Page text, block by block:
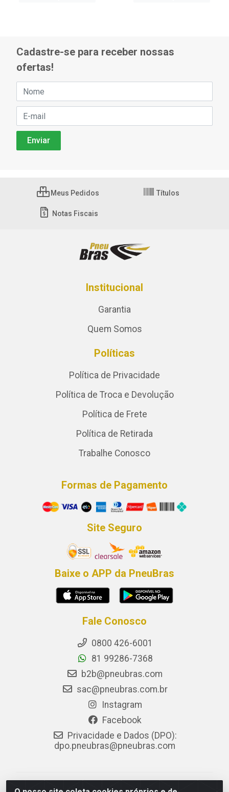
Cadastre-se para receber nossas
ofertas!
Meus Pedidos Títulos
Notas Fiscais
Institucional
Garantia
Quem Somos
Políticas
Política de Privacidade
Política de Troca e Devolução
Política de Frete
Política de Retirada
Trabalhe Conosco
Formas de Pagamento
Site Seguro
Baixe o APP da PneuBras
Fale Conosco
0800 426-6001
81 99286-7368
b2b@pneubras.com
sac@pneubras.com.br
Instagram
Facebook
Privacidade e Dados (DPO):
dpo.pneubras@pneubras.com
PneuBras - Rodovia BR-101, KM 82 - Prazeres,